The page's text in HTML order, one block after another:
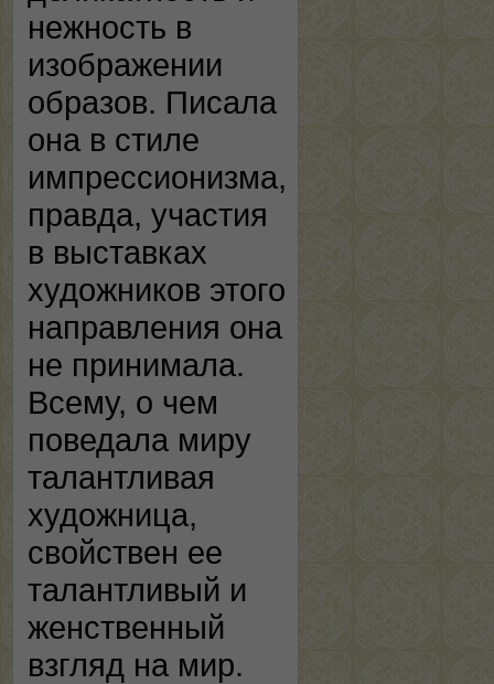
нежность в
изображении
образов. Писала
она в стиле
импрессионизма,
правда, участия
в выставках
художников этого
направления она
не принимала.
Всему, о чем
поведала миру
талантливая
художница,
свойствен ее
талантливый и
женственный
взгляд на мир.